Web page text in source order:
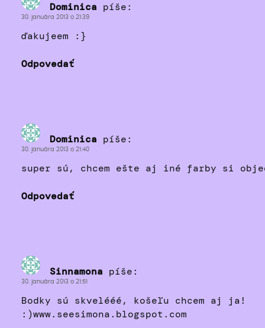
Dominica píše:
30. januára 2013 o 21:39
ďakujeem :}
Odpovedať
Dominica píše:
30. januára 2013 o 21:40
super sú, chcem ešte aj iné farby si
Odpovedať
Sinnamona píše:
30. januára 2013 o 21:51
Bodky sú skvelééé, košeľu chcem aj ja!
:)www.seesimona.blogspot.com